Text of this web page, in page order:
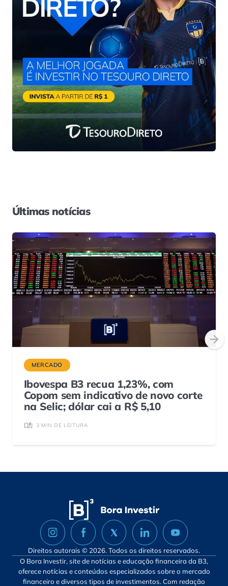
Últimas notícias
MERCADO
Ibovespa B3 recua 1,23%, com
Copom sem indicativo de novo corte
na Selic; dólar cai a R$ 5,10
3 MIN DE LEITURA
Direitos autorais © 2026. Todos os direitos reservados.
O Bora Investir, site de notícias e educação financeira da B3,
oferece notícias e conteúdos especializados sobre o mercado
financeiro e diversos tipos de investimentos. Com redação